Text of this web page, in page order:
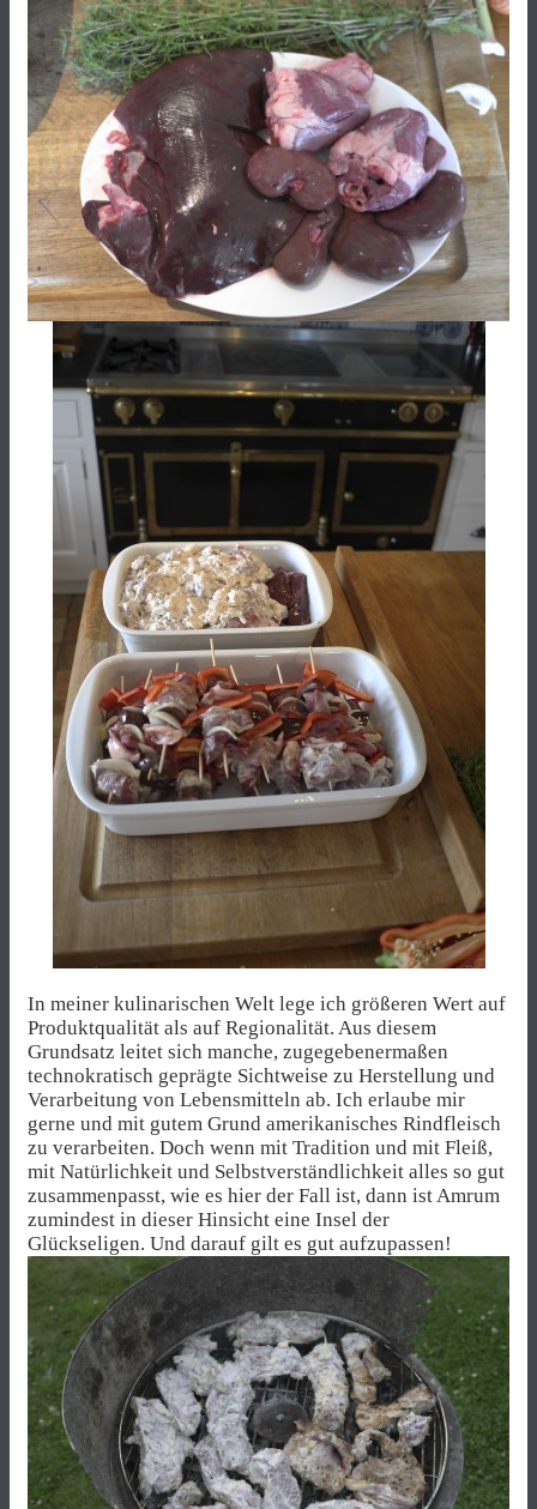
In meiner kulinarischen Welt lege ich größeren Wert auf
Produktqualität als auf Regionalität. Aus diesem
Grundsatz leitet sich manche, zugegebenermaßen
technokratisch geprägte Sichtweise zu Herstellung und
Verarbeitung von Lebensmitteln ab. Ich erlaube mir
gerne und mit gutem Grund amerikanisches Rindfleisch
zu verarbeiten. Doch wenn mit Tradition und mit Fleiß,
mit Natürlichkeit und Selbstverständlichkeit alles so gut
zusammenpasst, wie es hier der Fall ist, dann ist Amrum
zumindest in dieser Hinsicht eine Insel der
Glückseligen. Und darauf gilt es gut aufzupassen!